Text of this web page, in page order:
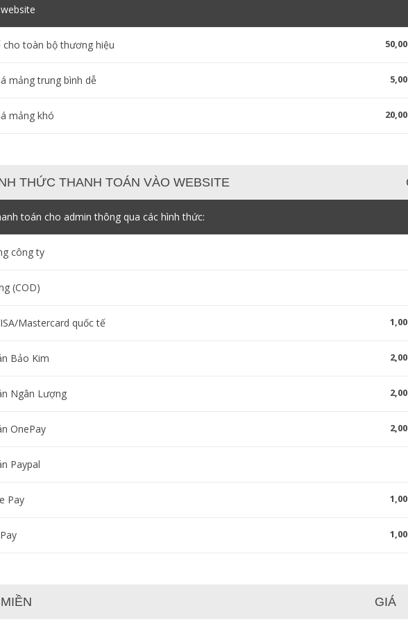
cho toàn bộ thương hiệu
mảng trung bình dễ
mảng khó
THỨC THANH TOÁN VÀO WEBSITE
toán cho admin thông qua các hình thức:
công ty
(COD)
Mastercard quốc tế
Bảo Kim
Ngân Lượng
OnePay
Paypal
Pay
GIÁ